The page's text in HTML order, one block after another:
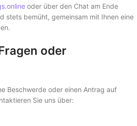
oder über den Chat am Ende
stets bemüht, gemeinsam mit Ihnen eine
oder
Beschwerde oder einen Antrag auf
Sie uns über: